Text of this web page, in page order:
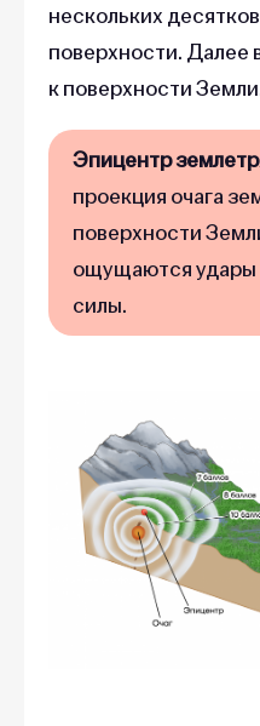
нескольких
поверхности. Далее
к поверхности
Эпицентр
проекция очага
поверхности
ощущаются удары
силы.